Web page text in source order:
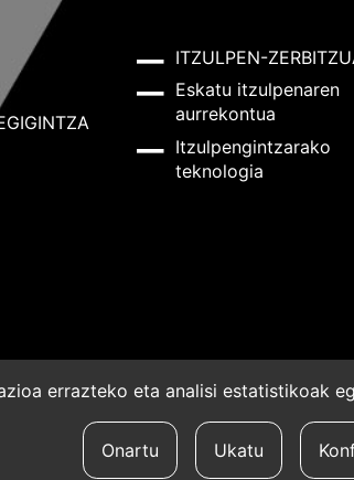
ITZULPEN-
Eskatu itzulpenaren
aurrekontua
Itzulpengintzarako
teknologia
errazteko eta analisi estatistikoak
Onartu Ukatu